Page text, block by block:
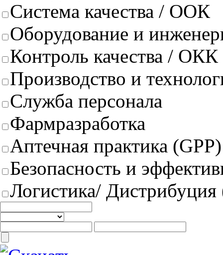
Система качества / ООК
Оборудование и
Контроль качества / ОКК
Производство и
Служба персонала
Фармразработка
Аптечная практика (GPP)
Безопасность и
Логистика/